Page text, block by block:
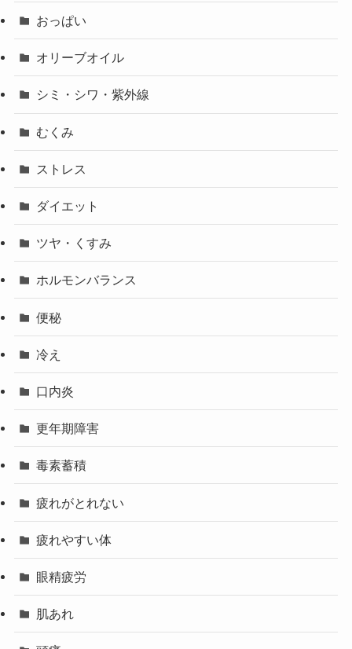
おっぱい
オリーブオイル
シミ・シワ・紫外線
むくみ
ストレス
ダイエット
ツヤ・くすみ
ホルモンバランス
便秘
冷え
口内炎
更年期障害
毒素蓄積
疲れがとれない
疲れやすい体
眼精疲労
肌あれ